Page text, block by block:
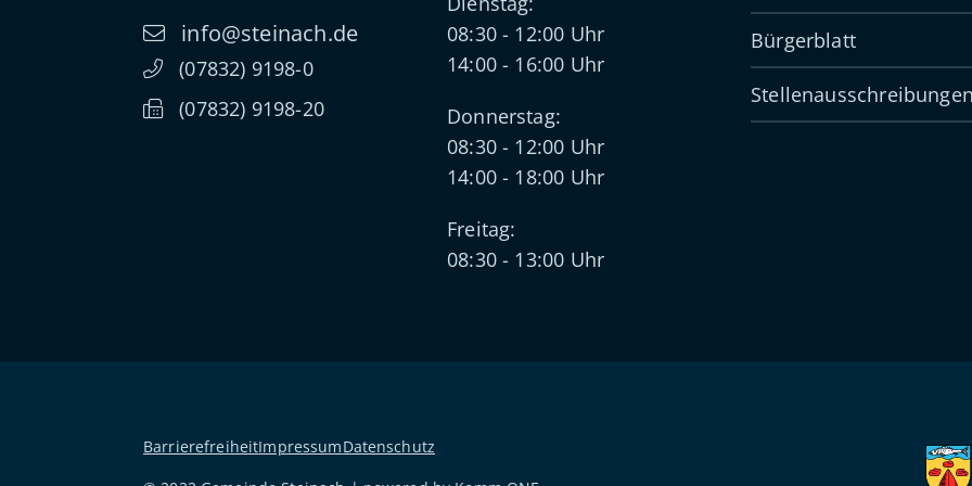
info@steinach.de
(07832) 9198-0
(07832) 9198-20
08:30 - 12:00 Uhr
14:00 - 16:00 Uhr
Donnerstag:
08:30 - 12:00 Uhr
14:00 - 18:00 Uhr
Freitag:
08:30 - 13:00 Uhr
Bürgerblatt
BarrierefreiheitImpressumDatenschutz